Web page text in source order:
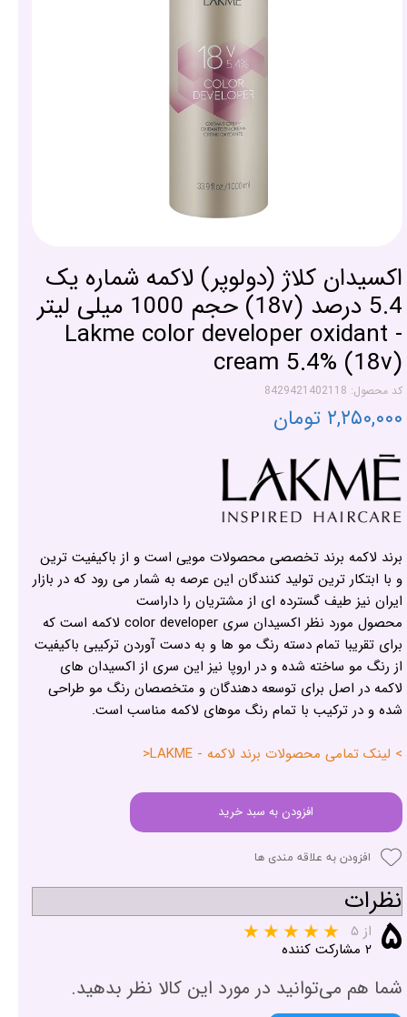
اکسیدان کلاژ (دولوپر) لاکمه شماره یک
5.4 درصد (18v) حجم 1000 میلی لیتر
- Lakme color developer oxidant
cream 5.4% (18v)
کد محصول: 8429421402118
۲,۲۵۰,۰۰۰ تومان
برند لاکمه برند تخصصی محصولات مویی است و از باکیفیت ترین
و با ابتکار ترین تولید کنندگان این عرصه به شمار می رود که در بازار
ایران نیز طیف گسترده ای از مشتریان را داراست
محصول مورد نظر اکسیدان سری color developer لاکمه است که
برای تقریبا تمام دسته رنگ مو ها و به دست آوردن ترکیبی باکیفیت
از رنگ مو ساخته شده و در اروپا نیز این سری از اکسیدان های
لاکمه در اصل برای توسعه دهندگان و متخصصان رنگ مو طراحی
شده و در ترکیب با تمام رنگ موهای لاکمه مناسب است.
> لینک تمامی محصولات برند لاکمه - LAKME<
افزودن به سبد خرید
افزودن به علاقه مندی ها
نظرات
۵ از ۵
۲ مشارکت کننده
شما هم می‌توانید در مورد این کالا نظر بدهید.